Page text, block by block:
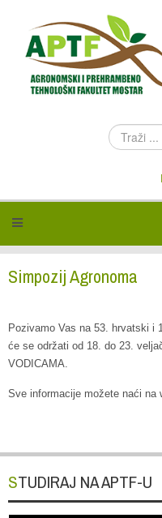
T
r
i
.
Simpozij Agronoma
Pozivamo Vas na 53. hrvatski i
će se održati od 18. do 23.
VODICAMA.
Sve informacije možete naći na
STUDIRAJ NA APTF-U